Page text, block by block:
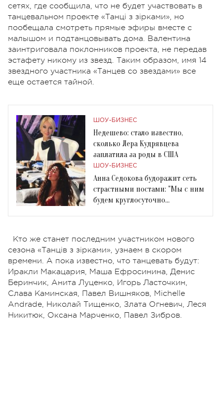
сетях, где сообщила, что не будет участвовать в
танцевальном проекте «Танці з зірками», но
пообещала смотреть прямые эфиры вместе с
малышом и подтанцовывать дома. Валентина
заинтриговала поклонников проекта, не передав
эстафету никому из звезд. Таким образом, имя 14
звездного участника «Танцев со звездами» все
еще остается тайной.
ШОУ-БИЗНЕС
Недешево: стало известно,
сколько Лера Кудрявцева
заплатила за роды в США
ШОУ-БИЗНЕС
Анна Седокова будоражит сеть
страстными постами: "Мы с ним
будем круглосуточно
Кто же станет последним участником нового
сезона «Танців з зірками», узнаем в скором
времени. А пока известно, что танцевать будут:
Иракли Макацария, Маша Ефросинина, Денис
Беринчик, Анита Луценко, Игорь Ласточкин,
Слава Каминская, Павел Вишняков, Michelle
Andradе, Николай Тищенко, Злата Огневич, Леся
Никитюк, Оксана Марченко, Павел Зибров.